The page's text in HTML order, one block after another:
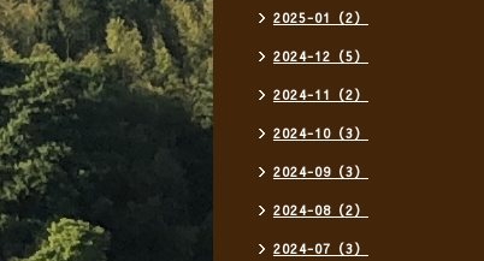
2025-01（2）
2024-12（5）
2024-11（2）
2024-10（3）
2024-09（3）
2024-08（2）
2024-07（3）